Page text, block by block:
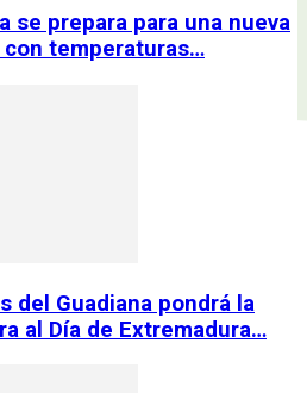
se prepara para una nueva
con temperaturas…
del Guadiana pondrá la
al Día de Extremadura…